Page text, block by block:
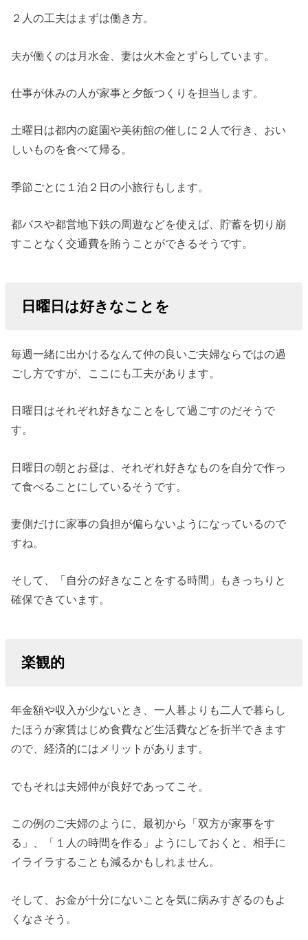
２人の工夫はまずは働き方。
夫が働くのは月水金、妻は火木金とずらしています。
仕事が休みの人が家事と夕飯つくりを担当します。
土曜日は都内の庭園や美術館の催しに２人で行き、おい
しいものを食べて帰る。
季節ごとに１泊２日の小旅行もします。
都バスや都営地下鉄の周遊などを使えば、貯蓄を切り崩
すことなく交通費を賄うことができるそうです。
日曜日は好きなことを
毎週一緒に出かけるなんて仲の良いご夫婦ならではの過
ごし方ですが、ここにも工夫があります。
日曜日はそれぞれ好きなことをして過ごすのだそうで
す。
日曜日の朝とお昼は、それぞれ好きなものを自分で作っ
て食べることにしているそうです。
妻側だけに家事の負担が偏らないようになっているので
すね。
そして、「自分の好きなことをする時間」もきっちりと
確保できています。
楽観的
年金額や収入が少ないとき、一人暮よりも二人で暮らし
たほうが家賃はじめ食費など生活費などを折半できます
ので、経済的にはメリットがあります。
でもそれは夫婦仲が良好であってこそ。
この例のご夫婦のように、最初から「双方が家事をす
る」、「１人の時間を作る」ようにしておくと、相手に
イライラすることも減るかもしれません。
そして、お金が十分にないことを気に病みすぎるのもよ
くなさそう。